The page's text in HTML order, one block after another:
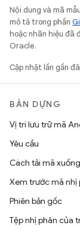
Nội dung và mã
mô tả trong phần
hoặc nhãn hiệu đã
Oracle.
Cập nhật lần gần
BẢN DỰNG
Vị trí lưu trữ mã
Yêu cầu
Cách tải mã xuống
Xem trước mã nhị
Phiên bản gốc
Tệp nhị phân của